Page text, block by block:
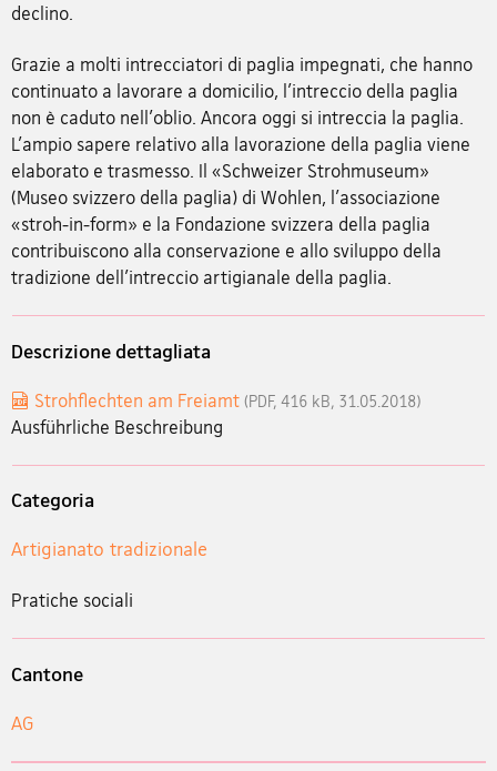
declino.
Grazie a molti intrecciatori di paglia impegnati, che hanno
continuato a lavorare a domicilio, l'intreccio della paglia
non è caduto nell'oblio. Ancora oggi si intreccia la paglia.
L'ampio sapere relativo alla lavorazione della paglia viene
elaborato e trasmesso. Il «Schweizer Strohmuseum»
(Museo svizzero della paglia) di Wohlen, l'associazione
«stroh-in-form» e la Fondazione svizzera della paglia
contribuiscono alla conservazione e allo sviluppo della
tradizione dell'intreccio artigianale della paglia.
Descrizione dettagliata
Strohflechten am Freiamt (PDF, 416 kB, 31.05.2018)
Ausführliche Beschreibung
Categoria
Artigianato tradizionale
Pratiche sociali
Cantone
AG